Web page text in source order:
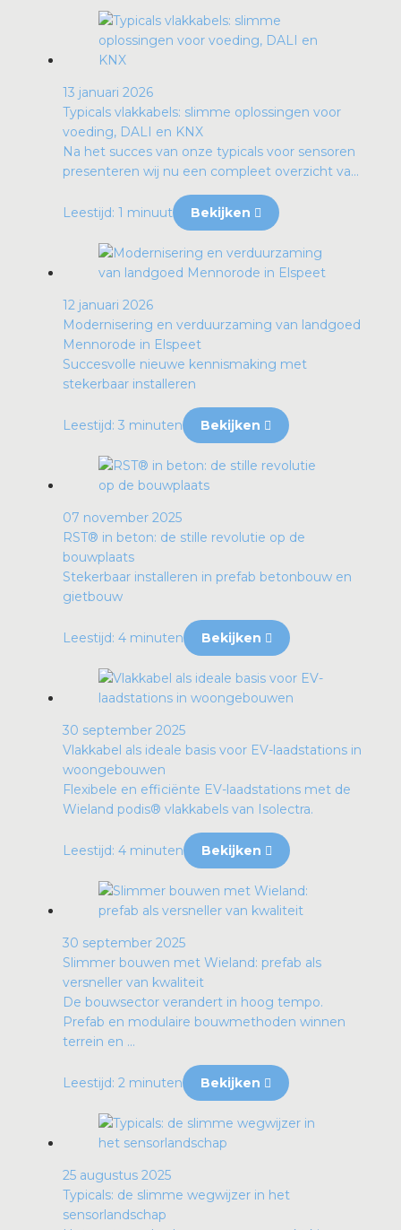
13 januari 2026
Typicals vlakkabels: slimme oplossingen voor
voeding, DALI en KNX
Na het succes van onze typicals voor sensoren
presenteren wij nu een compleet overzicht va...
Leestijd: 1 minuut Bekijken
12 januari 2026
Modernisering en verduurzaming van landgoed
Mennorode in Elspeet
Succesvolle nieuwe kennismaking met
stekerbaar installeren
Leestijd: 3 minuten Bekijken
07 november 2025
RST® in beton: de stille revolutie op de
bouwplaats
Stekerbaar installeren in prefab betonbouw en
gietbouw
Leestijd: 4 minuten Bekijken
30 september 2025
Vlakkabel als ideale basis voor EV-laadstations in
woongebouwen
Flexibele en efficiënte EV-laadstations met de
Wieland podis® vlakkabels van Isolectra.
Leestijd: 4 minuten Bekijken
30 september 2025
Slimmer bouwen met Wieland: prefab als
versneller van kwaliteit
De bouwsector verandert in hoog tempo.
Prefab en modulaire bouwmethoden winnen
terrein en ...
Leestijd: 2 minuten Bekijken
25 augustus 2025
Typicals: de slimme wegwijzer in het
sensorlandschap